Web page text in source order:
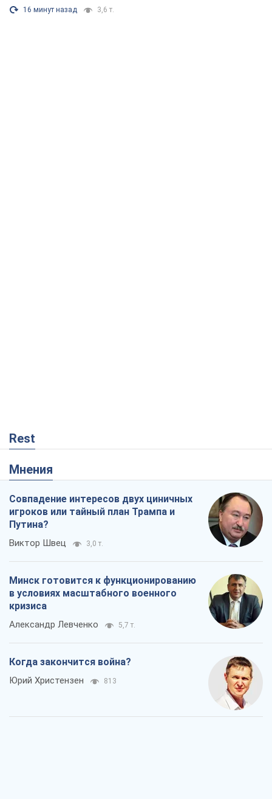
16 минут назад 3,6 т.
Rest
Мнения
Совпадение интересов двух циничных
игроков или тайный план Трампа и
Путина?
Виктор Швец 3,0 т.
Минск готовится к функционированию
в условиях масштабного военного
кризиса
Александр Левченко 5,7 т.
Когда закончится война?
Юрий Христензен 813